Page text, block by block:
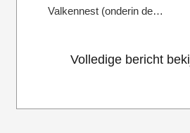
Valkennest (onderin de…
Volledige bericht